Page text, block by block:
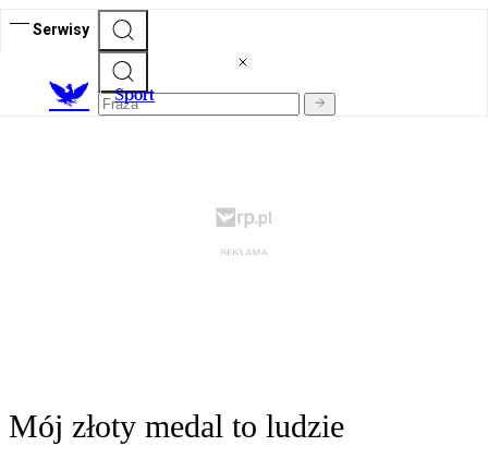
Serwisy
Sport
Mój złoty medal to ludzie